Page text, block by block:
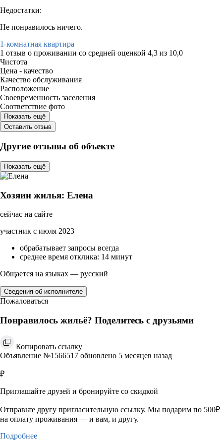
Недостатки:
Не понравилось ничего.
1-комнатная квартира
1 отзыв о проживании со средней оценкой 4,3 из 10,0
Чистота
Цена - качество
Качество обслуживания
Расположение
Своевременность заселения
Соответствие фото
Показать ещё
Оставить отзыв
Другие отзывы об объекте
Показать ещё
Хозяин жилья: Елена
сейчас на сайте
участник с июля 2023
обрабатывает запросы всегда
среднее время отклика: 14 минут
Общается на языках — русский
Сведения об исполнителе
Пожаловаться
Понравилось жильё? Поделитесь с друзьями
Копировать ссылку
Объявление №1566517 обновлено 5 месяцев назад
₽
Приглашайте друзей и бронируйте со скидкой
Отправьте другу пригласительную ссылку. Мы подарим по 500₽
на оплату проживания — и вам, и другу.
Подробнее